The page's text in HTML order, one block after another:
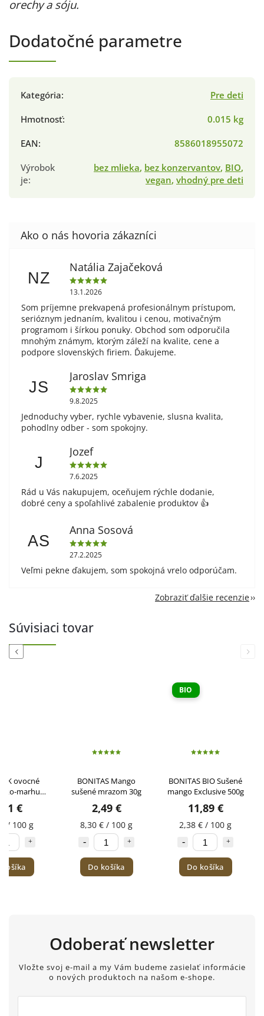
orechy a sóju.
Dodatočné parametre
Kategória:
Pre deti
Hmotnosť:
0.015 kg
EAN:
8586018955072
Výrobok
je:
bez mlieka, bez konzervantov, BIO,
vegan, vhodný pre deti
NZ
Natália Zajačeková
13.1.2026
Som príjemne prekvapená profesionálnym prístupom,
serióznym jednaním, kvalitou i cenou, motivačným
programom i šírkou ponuky. Obchod som odporučila
mnohým známym, ktorým záleží na kvalite, cene a
podpore slovenských firiem. Ďakujeme.
JS
Jaroslav Smriga
9.8.2025
Jednoduchy vyber, rychle vybavenie, slusna kvalita,
pohodlny odber - som spokojny.
J
Jozef
7.6.2025
Rád u Vás nakupujem, oceňujem rýchle dodanie,
dobré ceny a spoľahlivé zabalenie produktov 👍
AS
Anna Sosová
27.2.2025
Veľmi pekne ďakujem, som spokojná vrelo odporúčam.
Zobraziť ďalšie recenzie
Súvisiaci tovar
Previous
ovocné
marhuľa
20g €
/ 100 g
košíka
BONITAS Mango
sušené mrazom 30g
2,49 €
8,30 € / 100 g
Do košíka
BIO
BONITAS BIO Sušené
mango Exclusive 500g
11,89 €
2,38 € / 100 g
Do košíka
Next
Odoberať newsletter
Vložte svoj e-mail a my Vám budeme zasielať informácie
o nových produktoch na našom e-shope.